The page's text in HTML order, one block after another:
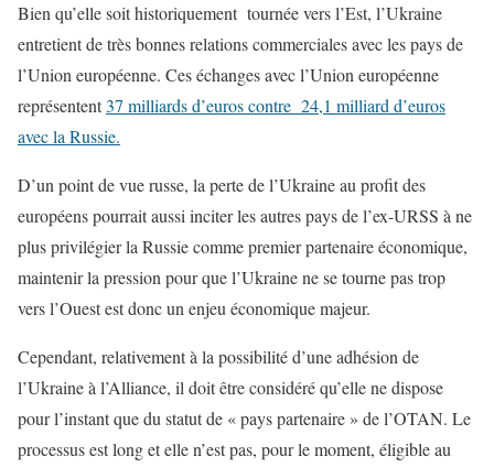
Bien qu’elle soit historiquement tournée vers l’Est, l’Ukraine
entretient de très bonnes relations commerciales avec les pays de
l’Union européenne. Ces échanges avec l’Union européenne
représentent37 milliards d’euros contre 24,1 milliard d’euros
avec la Russie.
D’un point de vue russe, la perte de l’Ukraine au profit des
européens pourrait aussi inciter les autres pays de l’ex-URSS à ne
plus privilégier la Russie comme premier partenaire économique,
maintenir la pression pour que l’Ukraine ne se tourne pas trop
vers l’Ouest est donc un enjeu économique majeur.
Cependant, relativement à la possibilité d’une adhésion de
l’Ukraine à l’Alliance, il doit être considéré qu’elle ne dispose
pour l’instant que du statut de « pays partenaire » de l’OTAN. Le
processus est long et elle n’est pas, pour le moment, éligible au